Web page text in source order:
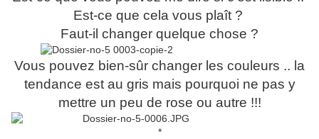
Est-ce que cela vous plaît ?
Faut-il changer quelque chose ?
Vous pouvez bien-sûr changer les couleurs .. la
tendance est au gris mais pourquoi ne pas y
mettre un peu de rose ou autre !!!
*